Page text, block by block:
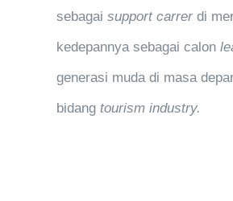
sebagai support carrer di
kedepannya sebagai calon
generasi muda di masa
bidang tourism industry.